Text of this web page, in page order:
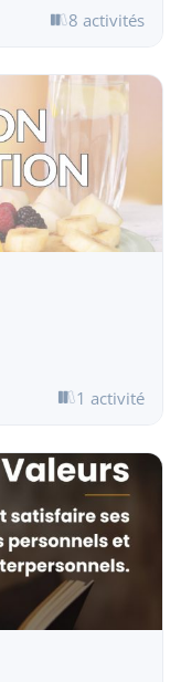
8 activités
1 activité